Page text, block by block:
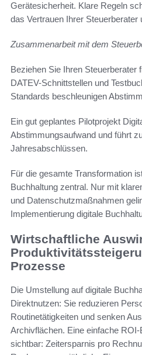
Gerätesicherheit. Klare Regeln
das Vertrauen Ihrer Steuerberater
Zusammenarbeit mit dem
Beziehen Sie Ihren Steuerberater
DATEV-Schnittstellen und
Standards beschleunigen
Ein gut geplantes Pilotprojekt
Abstimmungsaufwand und führt
Jahresabschlüssen.
Für die gesamte Transformation
Buchhaltung zentral. Nur mit
und Datenschutzmaßnahmen
Implementierung digitale
Wirtschaftliche
Prozesse
Die Umstellung auf digitale
Direktnutzen: Sie reduzieren
Routinetätigkeiten und senken
Archivflächen. Eine einfache
sichtbar: Zeitersparnis pro